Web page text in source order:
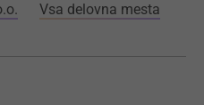
Vsa delovna mesta